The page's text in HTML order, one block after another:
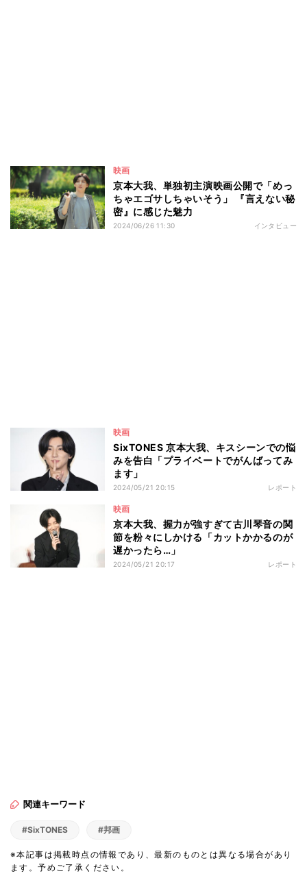
映画
京本大我、単独初主演映画公開で「めっ
ちゃエゴサしちゃいそう」 『言えない秘
密』に感じた魅力
2024/06/26 11:30 インタビュー
映画
SixTONES 京本大我、キスシーンでの悩
みを告白「プライベートでがんばってみ
ます」
2024/05/21 20:15 レポート
映画
京本大我、握力が強すぎて古川琴音の関
節を粉々にしかける「カットかかるのが
遅かったら…」
2024/05/21 20:17 レポート
関連キーワード
#SixTONES #邦画
※本記事は掲載時点の情報であり、最新のものとは異なる場合があり
ます。予めご了承ください。